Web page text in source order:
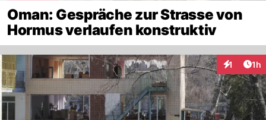
Oman: Gespräche zur Strasse von
Hormus verlaufen konstruktiv
1 1h